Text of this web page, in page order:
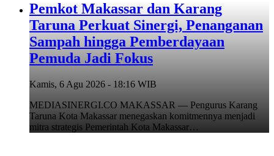
Pemkot Makassar dan Karang
Taruna Perkuat Sinergi, Penanganan
Sampah hingga Pemberdayaan
Pemuda Jadi Fokus
Kamis, 6 Agu 2026 - 18:16 WIB
MEDIASINERGI.CO MAKASSAR — Pengurus Karang
Taruna Kota Makassar menegaskan komitmennya menjadi
mitra strategis Pemerintah Kota Makassar…